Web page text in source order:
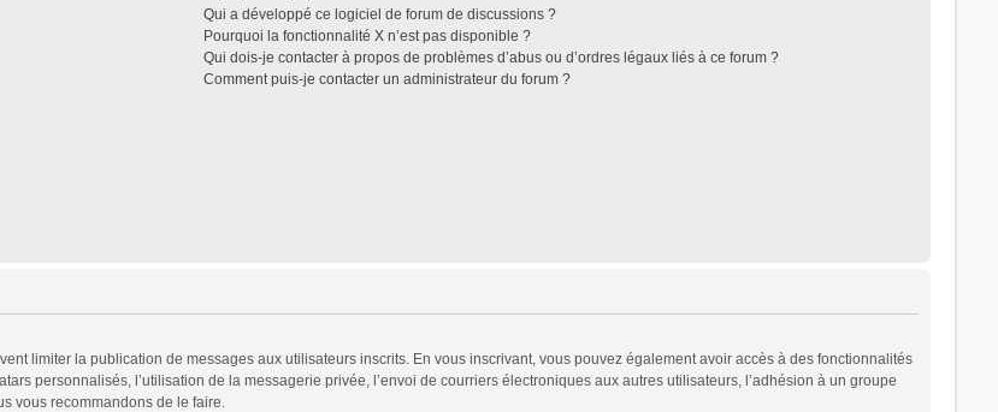
Qui a développé ce logiciel de forum de discussions ?
Pourquoi la fonctionnalité X n’est pas disponible ?
Qui dois-je contacter à propos de problèmes d’abus ou d’ordres légaux liés à ce forum ?
Comment puis-je contacter un administrateur du forum ?
limiter la publication de messages aux utilisateurs inscrits. En vous inscrivant, vous pouvez également avoir accès à des fonctionnalités
personnalisés, l’utilisation de la messagerie privée, l’envoi de courriers électroniques aux autres utilisateurs, l’adhésion à un groupe
vous recommandons de le faire.